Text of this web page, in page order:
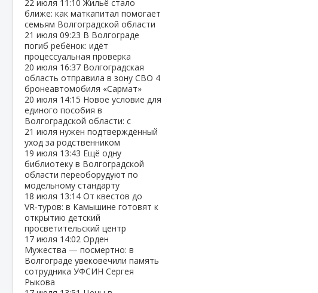
22 июля 11:10Жильё стало
ближе: как маткапитал помогает
семьям Волгоградской области
21 июля 09:23 В Волгограде
погиб ребёнок: идёт
процессуальная проверка
20 июля 16:37 Волгоградская
область отправила в зону СВО 4
бронеавтомобиля «Сармат»
20 июля 14:15 Новое условие для
единого пособия в
Волгоградской области: с
21 июля нужен подтверждённый
уход за родственником
19 июля 13:43 Ещё одну
библиотеку в Волгоградской
области переоборудуют по
модельному стандарту
18 июля 13:14 От квестов до
VR‑туров: в Камышине готовят к
открытию детский
просветительский центр
17 июля 14:02 Орден
Мужества — посмертно: в
Волгограде увековечили память
сотрудника УФСИН Сергея
Рыкова